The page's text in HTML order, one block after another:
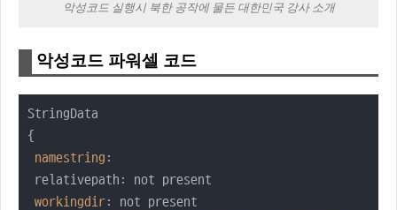
악성코드 실행시 북한 공작에 물든 대한민국 강사 소개
악성코드 파워셀 코드
StringData
{
namestring :
workingdir: not present